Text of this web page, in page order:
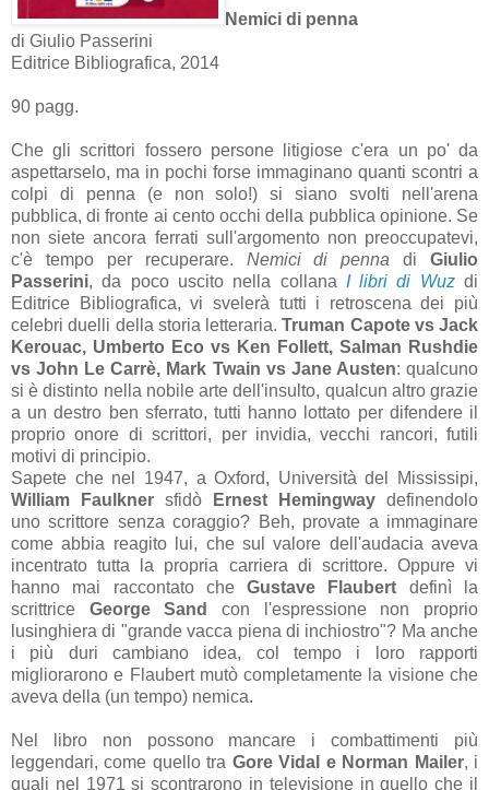
Nemici di penna
di Giulio Passerini
Editrice Bibliografica, 2014
90 pagg.
Che gli scrittori fossero persone litigiose c'era un po' da
aspettarselo, ma in pochi forse immaginano quanti scontri a
colpi di penna (e non solo!) si siano svolti nell'arena
pubblica, di fronte ai cento occhi della pubblica opinione. Se
non siete ancora ferrati sull'argomento non preoccupatevi,
c'è tempo per recuperare. Nemici di penna di Giulio
Passerini, da poco uscito nella collana I libri di Wuzdi
Editrice Bibliografica, vi svelerà tutti i retroscena dei più
celebri duelli della storia letteraria.Truman Capote vs Jack
Kerouac, Umberto Eco vs Ken Follett, Salman Rushdie
vs John Le Carrè, Mark Twain vs Jane Austen: qualcuno
si è distinto nella nobile arte dell'insulto, qualcun altro grazie
a un destro ben sferrato, tutti hanno lottato per difendere il
proprio onore di scrittori, per invidia, vecchi rancori, futili
motivi di principio.
Sapete che nel 1947, a Oxford, Università del Mississipi,
William Faulkner sfidò Ernest Hemingway definendolo
uno scrittore senza coraggio? Beh, provate a immaginare
come abbia reagito lui, che sul valore dell'audacia aveva
incentrato tutta la propria carriera di scrittore. Oppure vi
hanno mai raccontato cheGustave Flaubert definì la
scrittrice George Sand
con l'espressione non proprio
lusinghiera di "grande vacca piena di inchiostro"? Ma anche
i più duri cambiano idea, col tempo i loro rapporti
migliorarono e Flaubert mutò completamente la visione che
aveva della (un tempo) nemica.
Nel libro non possono mancare i combattimenti più
leggendari, come quello tra Gore Vidal e Norman Mailer, i
quali nel 1971 si scontrarono in televisione in quello che il